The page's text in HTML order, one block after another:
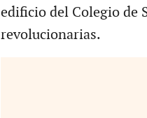
edificio del Colegio de
revolucionarias.